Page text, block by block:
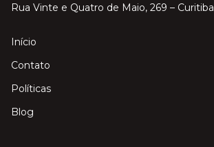
Rua Vinte e Quatro de Maio, 269 – Curitiba
Início
Contato
Políticas
Blog